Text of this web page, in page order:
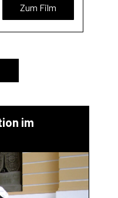
Zum Film
im